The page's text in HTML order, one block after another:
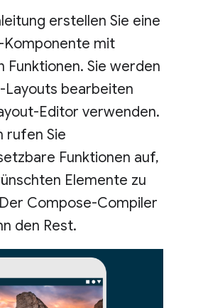
erstellen Sie eine
Komponente mit
Funktionen. Sie werden
Layouts bearbeiten
Editor verwenden.
rufen Sie
Funktionen auf,
Elemente zu
Compose-Compiler
den Rest.